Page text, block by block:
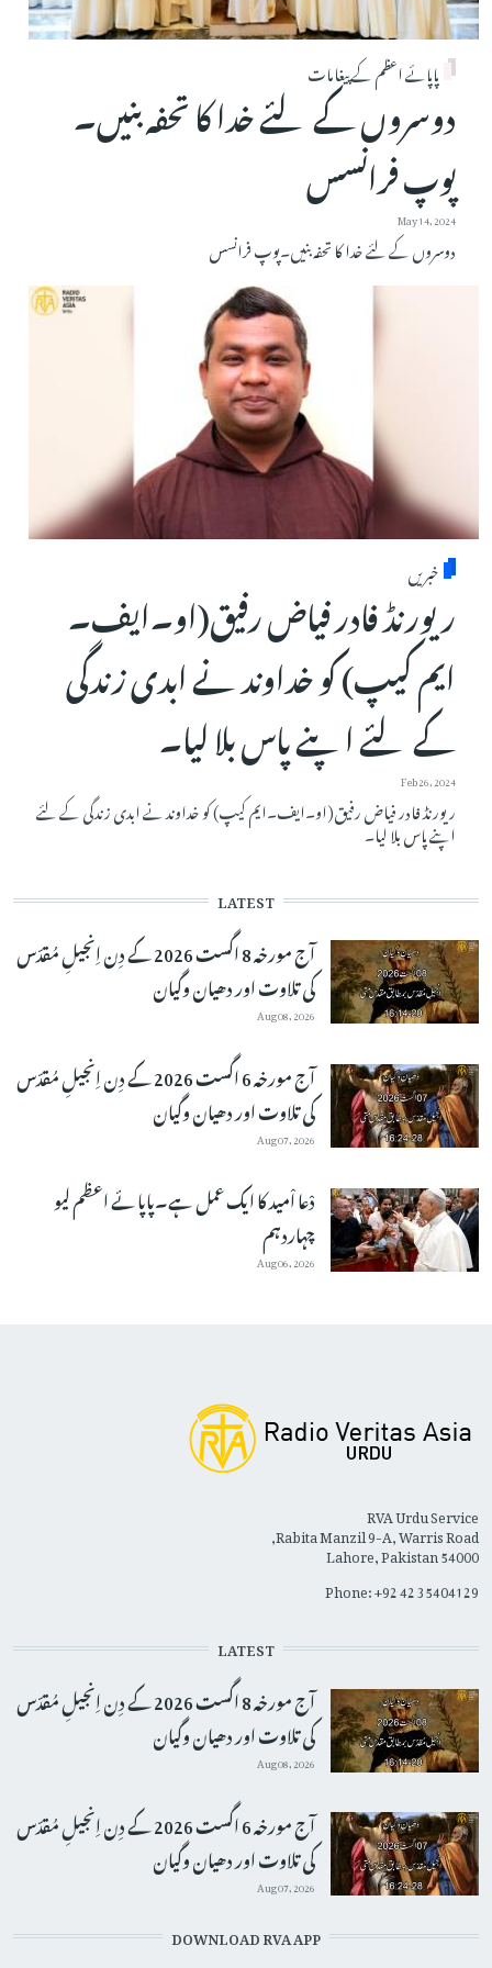
پاپائے اعظم کے پیغامات
دوسروں کے لئے خدا کا تحفہ بنیں۔
پوپ فرانسس
May 14, 2024
دوسروں کے لئے خدا کا تحفہ بنیں۔پوپ فرانسس
خبریں
ریورنڈ فادر فیاض رفیق(او۔ایف۔
ایم کیپ) کو خداوند نے ابدی زندگی
کے لئے اپنے پاس بلا لیا۔
Feb 26, 2024
ریورنڈ فادر فیاض رفیق(او۔ایف۔ایم کیپ) کو خداوند نے ابدی زندگی کے لئے
اپنے پاس بلا لیا۔
LATEST
آج مورخہ 8 اگست 2026 کے دِن اِنجیلِ مُقدّس
کی تلاوت اور دھیان وگیان
Aug 08, 2026
آج مورخہ 6 اگست 2026 کے دِن اِنجیلِ مُقدّس
کی تلاوت اور دھیان وگیان
Aug 07, 2026
دْعا اْمید کا ایک عمل ہے۔پاپائے اعظم لیو
چہاردہم
Aug 06, 2026
RVA Urdu Service
Rabita Manzil 9-A, Warris Road,
Lahore, Pakistan 54000
Phone: +92 42 35404129
LATEST
آج مورخہ 8 اگست 2026 کے دِن اِنجیلِ مُقدّس
کی تلاوت اور دھیان وگیان
Aug 08, 2026
آج مورخہ 6 اگست 2026 کے دِن اِنجیلِ مُقدّس
کی تلاوت اور دھیان وگیان
Aug 07, 2026
DOWNLOAD RVA APP